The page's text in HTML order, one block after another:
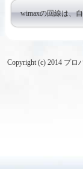
wimaxの回線は、
Copyright (c) 2014 プ